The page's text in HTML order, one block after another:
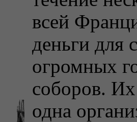
всей
деньги для
огромных
соборов. Их
одна